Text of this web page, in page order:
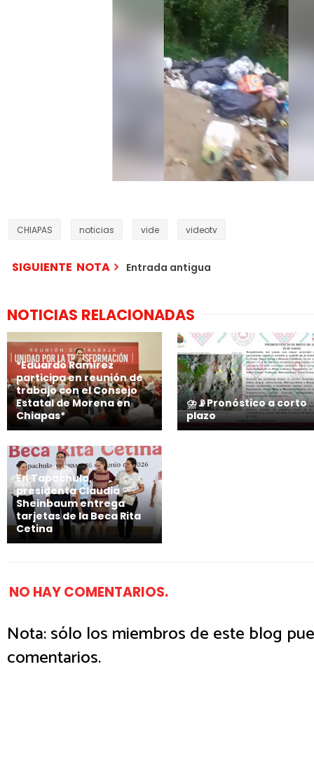
CHIAPAS noticias vide videotv
SIGUIENTE NOTA Entrada antigua
NOTICIAS RELACIONADAS
*Eduardo Ramírez
participa en reunión de
trabajo con el Consejo
Estatal de Morena en
Chiapas*
⛈️📡Pronóstico a corto
plazo
En Tapachula,
presidenta Claudia
Sheinbaum entrega
tarjetas de la Beca Rita
Cetina
NO HAY COMENTARIOS.
Nota: sólo los miembros de este blog
comentarios.